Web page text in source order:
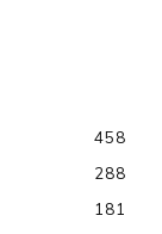
458
288
181